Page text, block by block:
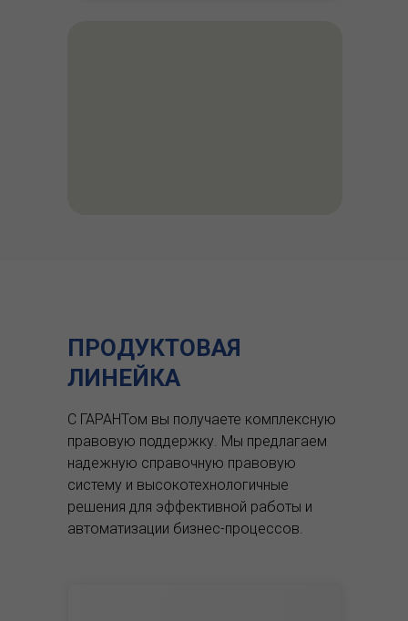
ПРОДУКТОВАЯ
ЛИНЕЙКА
С ГАРАНТом вы получаете комплексную
правовую поддержку. Мы предлагаем
надежную справочную правовую
систему и высокотехнологичные
решения для эффективной работы и
автоматизации бизнес-процессов.